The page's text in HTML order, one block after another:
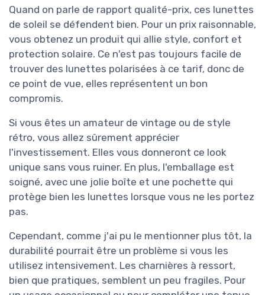
Quand on parle de rapport qualité-prix, ces lunettes
de soleil se défendent bien. Pour un prix raisonnable,
vous obtenez un produit qui allie style, confort et
protection solaire. Ce n'est pas toujours facile de
trouver des lunettes polarisées à ce tarif, donc de
ce point de vue, elles représentent un bon
compromis.
Si vous êtes un amateur de vintage ou de style
rétro, vous allez sûrement apprécier
l'investissement. Elles vous donneront ce look
unique sans vous ruiner. En plus, l'emballage est
soigné, avec une jolie boîte et une pochette qui
protège bien les lunettes lorsque vous ne les portez
pas.
Cependant, comme j'ai pu le mentionner plus tôt, la
durabilité pourrait être un problème si vous les
utilisez intensivement. Les charnières à ressort,
bien que pratiques, semblent un peu fragiles. Pour